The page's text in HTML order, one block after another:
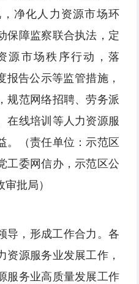
净化人力资源市场环
保障监察联合执法，定
源市场秩序行动，落
报告公示等监管措施，
规范网络招聘、劳务派
在线培训等人力资源服
。（责任单位：示范区
工委网信办，示范区公
批局）
导，形成工作合力。各
资源服务业发展工作，
服务业高质量发展工作